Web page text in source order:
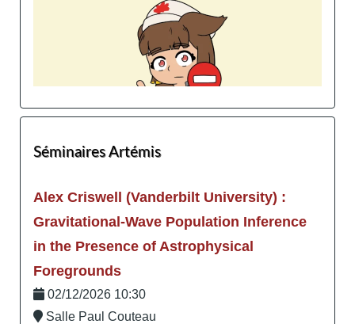
Séminaires Artémis
Alex Criswell (Vanderbilt University) :
Gravitational-Wave Population Inference
in the Presence of Astrophysical
Foregrounds
02/12/2026 10:30
Salle Paul Couteau